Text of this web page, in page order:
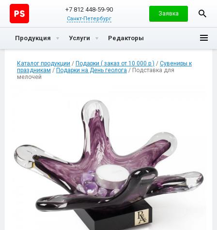
+7 812 448-59-90
Санкт-Петербург
Заявка
Продукция Услуги Редакторы
Каталог продукции / Подарки ( заказ от 10 000 р ) / Сувениры к
праздникам / Подарки на День геолога / Подставка для
мелочей